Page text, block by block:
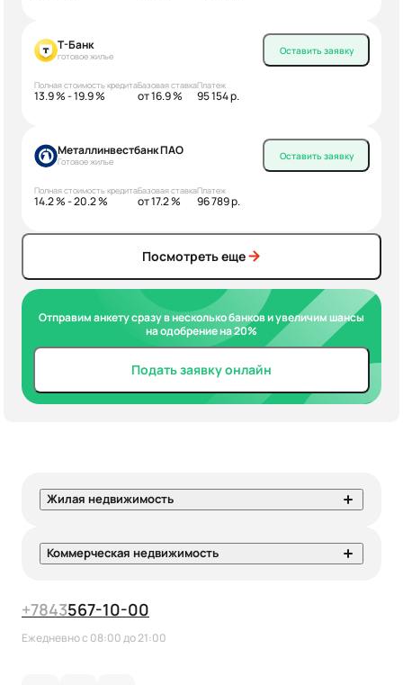
Т-Банк
готовое жилье
Полная стоимость кредита
13.9 % - 19.9 %
Базовая ставка
от 16.9 %
Платеж
95 154 р.
Оставить заявку
Металлинвестбанк ПАО
Готовое жилье
Полная стоимость кредита
14.2 % - 20.2 %
Базовая ставка
от 17.2 %
Платеж
96 789 р.
Оставить заявку
Посмотреть еще
Отправим анкету сразу в несколько банков и увеличим шансы
на одобрение на 20%
Подать заявку онлайн
Жилая недвижимость
Коммерческая недвижимость
+7843567-10-00
Ежедневно с 08:00 до 21:00